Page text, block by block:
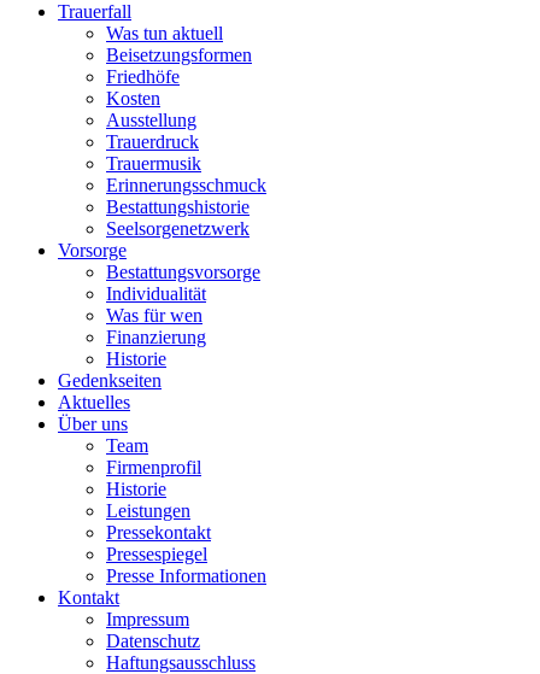
Trauerfall
Was tun aktuell
Beisetzungsformen
Friedhöfe
Kosten
Ausstellung
Trauerdruck
Trauermusik
Erinnerungsschmuck
Bestattungshistorie
Seelsorgenetzwerk
Vorsorge
Bestattungsvorsorge
Individualität
Was für wen
Finanzierung
Historie
Gedenkseiten
Aktuelles
Über uns
Team
Firmenprofil
Historie
Leistungen
Pressekontakt
Pressespiegel
Presse Informationen
Kontakt
Impressum
Datenschutz
Haftungsausschluss